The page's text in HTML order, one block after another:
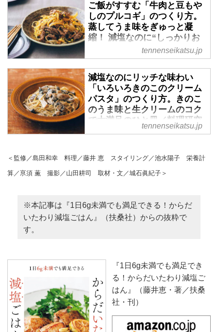
ご飯がすすむ「牛肉と豆もや
しのプルコギ」のつくり方。
蒸してうま味をぎゅっと凝
縮！ 減塩なのに“しっかりお
いしい”2つの調理ポイント／
料理研究家・藤井恵さん - 天
然生活web
tennenseikatsu.jp
減塩なのにリッチな味わい
「いろいろきのこのクリーム
パスタ」のつくり方。きのこ
のうま味と生クリームのコク
で大満足のひと皿／料理研究
家・藤井恵さん - 天然生活
tennenseikatsu.jp
＜監修／島田和幸 料理／藤井 恵 スタイリング／池水陽子 栄養計
算／亰須 薫 撮影／山田耕司 取材・文／城石眞紀子＞
※本記事は『1日6g未満でも満足できる！からだ
いたわり減塩ごはん』（扶桑社）からの抜粋で
す。
『1日6g未満でも満足でき
る！からだいたわり減塩ご
はん』（藤井恵・著／扶桑
社・刊）